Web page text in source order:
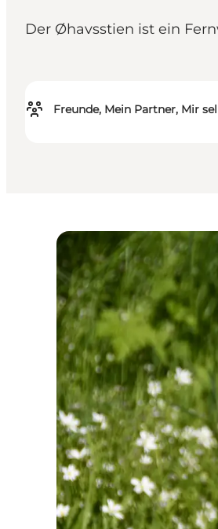
Der Øhavsstien ist ein
Freunde, Mein Partner, Mir